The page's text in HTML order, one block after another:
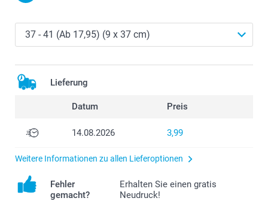
Lieferung
Datum Preis
14.08.2026 3,99
Weitere Informationen zu allen Lieferoptionen
Fehler
gemacht?
Erhalten Sie einen gratis
Neudruck!